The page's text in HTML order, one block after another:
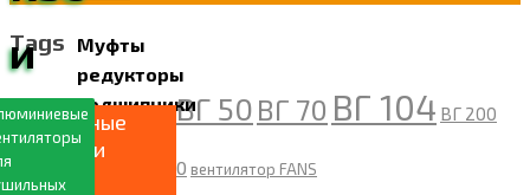
Tags
APMH APMT ВГ 50 ВГ 70 ВГ 104 ВГ 200
СК 400 СК 1200 вентилятор FANS
Муфты
редукторы
подшипники
Модульные
градирни
из
и
KSA